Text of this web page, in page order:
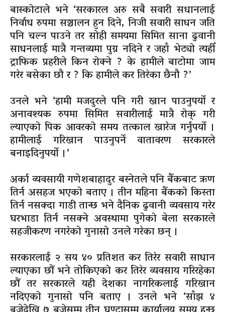
बास्कोटाले भने ‘सरकारल अरु सबै सवारी सधानलाई
निर्वाध रुपमा सञ्चालन हुन दिने, निजी सवारी साधन जति
पनि चल्न पाउने तर सोही समयमा सिमित साना ढुवानी
साधनलाई मात्रै गन्तव्यमा पुग्न नदिने र जहाँ भेट्यो त्यहीँ
ट्राफिक प्रहरीले किन रोक्ने ? के हामीले बाटोमा जाम
गरेर बसेका छौ र ? कि हामीले कर तिरेका छैनौ ?’
उनले भने ‘हामी मजदुरले पनि गरी खान पाउनुपर्यो र
अनावश्यक रुपमा सिमित सवारीलाई मात्रै रोक् गरी
ल्याएको पिक आवरको समय तत्काल खारेज गर्नुपर्यो ।
हामीलाई गरिखान पाउनुपर्ने वातावरण सरकारले
बनाइदिनुपर्यो ।’
अर्का व्यवसायी गणेशबाहादुर बस्नेतले पनि बैंकबाट ऋण
तिर्न असहज भएको बताए । तीन महिना बैंकको किस्ता
तिर्न नसक्दा गाडी तान्छ भने दैनिक ढुवानी व्यवसाय गरेर
घरभाडा तिर्न नसक्ने अवस्थामा पुगेको बेला सरकारले
सहजीकरण नगरेको गुनासो उनले गरेका छन् ।
सरकारलाई २ सय ४० प्रतिशत कर तिरेर सवारी साधान
ल्याएका छौं भने तोकिएको कर तिरेर व्यवसाय गरिरहेका
छौं तर सरकारले यही देशका नागरिकलाई गरिखान
नदिएको गुनासो पनि बताए । उनले भने ‘साँझ ४